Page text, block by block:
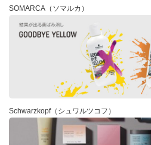
SOMARCA（ソマルカ）
Schwarzkopf（シュワルツコフ）